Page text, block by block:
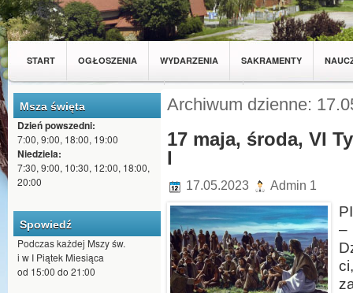
START OGŁOSZENIA WYDARZENIA SAKRAMENTY
MŁODZIEŻ Z NASZEJ PARAFII WSPÓLNOTY
Msza święta
Dzień powszedni:
7:00, 9:00, 18:00, 19:00
Niedziela:
7:30, 9:00, 10:30, 12:00, 18:00,
20:00
Spowiedź
Podczas każdej Mszy św.
i w I Piątek Miesiąca
od 15:00 do 21:00
Archiwum dzienne:
17 maja, środa, VI
I
17.05.2023 Admin 1
–